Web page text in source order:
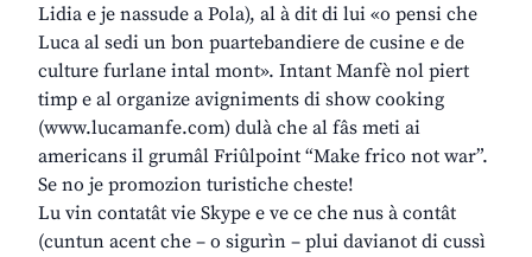
Lidia e je nassude a Pola), al à dit di lui «o pensi che
Luca al sedi un bon puartebandiere de cusine e de
culture furlane intal mont». Intant Manfè nol piert
timp e al organize avigniments di show cooking
(www.lucamanfe.com) dulà che al fâs meti ai
americans il grumâl Friûlpoint “Make frico not war”.
Se no je promozion turistiche cheste!
Lu vin contatât vie Skype e ve ce che nus à contât
(cuntun acent che – o sigurìn – plui davianot di cussì